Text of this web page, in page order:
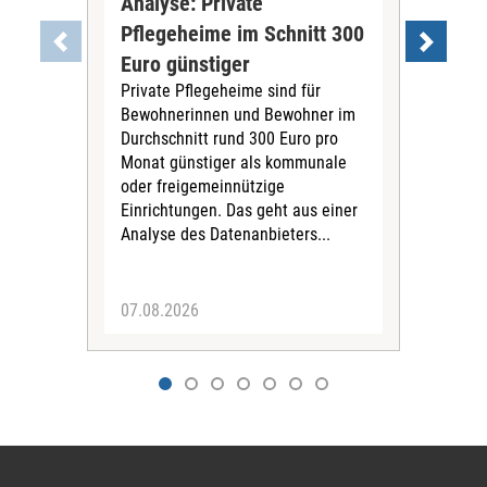
Pflegeheime im Schnitt 300
Euro günstiger
Private Pflegeheime sind für
Bewohnerinnen und Bewohner im
Durchschnitt rund 300 Euro pro
Monat günstiger als kommunale
oder freigemeinnützige
Einrichtungen. Das geht aus einer
Analyse des Datenanbieters...
07.08.2026